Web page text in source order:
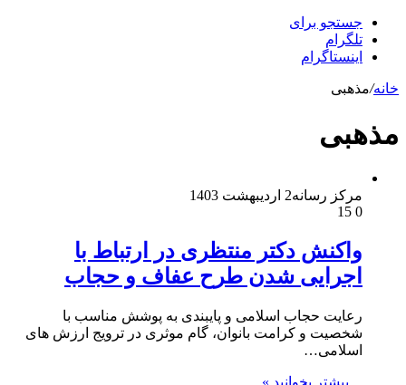
جستجو برای
تلگرام
اینستاگرام
خانه/مذهبی
مذهبی
مرکز رسانه2 اردیبهشت 1403
0
واکنش دکتر منتظری در ارتباط با
اجرایی شدن طرح عفاف و حجاب
رعایت حجاب اسلامی و پایبندی به پوشش مناسب با
شخصیت و کرامت بانوان، گام موثری در ترویج ارزش های
اسلامی…
بیشتر بخوانید »